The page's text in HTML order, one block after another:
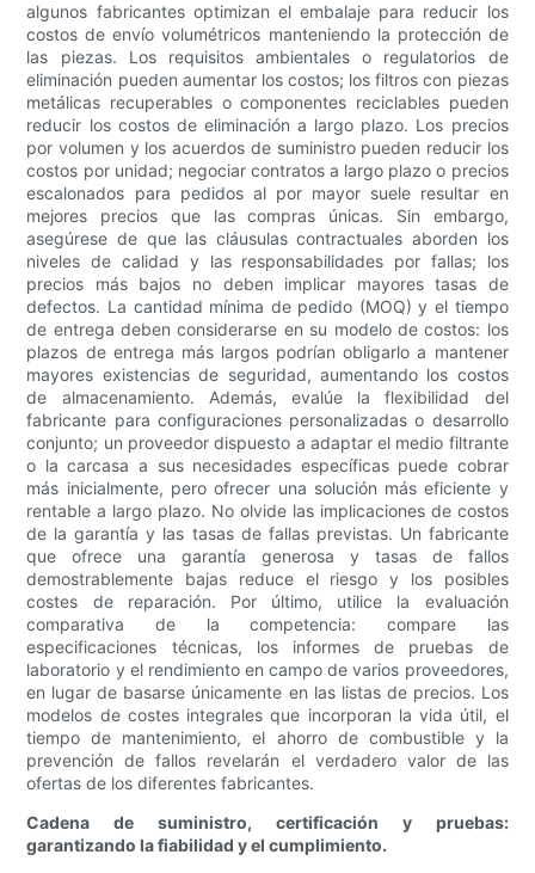
algunos fabricantes optimizan el embalaje para reducir los
costos de envío volumétricos manteniendo la protección de
las piezas. Los requisitos ambientales o regulatorios de
eliminación pueden aumentar los costos; los filtros con piezas
metálicas recuperables o componentes reciclables pueden
reducir los costos de eliminación a largo plazo. Los precios
por volumen y los acuerdos de suministro pueden reducir los
costos por unidad; negociar contratos a largo plazo o precios
escalonados para pedidos al por mayor suele resultar en
mejores precios que las compras únicas. Sin embargo,
asegúrese de que las cláusulas contractuales aborden los
niveles de calidad y las responsabilidades por fallas; los
precios más bajos no deben implicar mayores tasas de
defectos. La cantidad mínima de pedido (MOQ) y el tiempo
de entrega deben considerarse en su modelo de costos: los
plazos de entrega más largos podrían obligarlo a mantener
mayores existencias de seguridad, aumentando los costos
de almacenamiento. Además, evalúe la flexibilidad del
fabricante para configuraciones personalizadas o desarrollo
conjunto; un proveedor dispuesto a adaptar el medio filtrante
o la carcasa a sus necesidades específicas puede cobrar
más inicialmente, pero ofrecer una solución más eficiente y
rentable a largo plazo. No olvide las implicaciones de costos
de la garantía y las tasas de fallas previstas. Un fabricante
que ofrece una garantía generosa y tasas de fallos
demostrablemente bajas reduce el riesgo y los posibles
costes de reparación. Por último, utilice la evaluación
comparativa de la competencia: compare las
especificaciones técnicas, los informes de pruebas de
laboratorio y el rendimiento en campo de varios proveedores,
en lugar de basarse únicamente en las listas de precios. Los
modelos de costes integrales que incorporan la vida útil, el
tiempo de mantenimiento, el ahorro de combustible y la
prevención de fallos revelarán el verdadero valor de las
ofertas de los diferentes fabricantes.
Cadena de suministro, certificación y pruebas:
garantizando la fiabilidad y el cumplimiento.